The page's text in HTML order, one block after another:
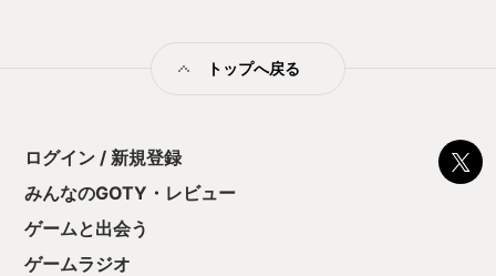
をしていたのは、慣れるまで気持ち悪かった笑 独創的で他には
トップへ戻る
ログイン / 新規登録
みんなのGOTY・レビュー
ゲームと出会う
ゲームラジオ